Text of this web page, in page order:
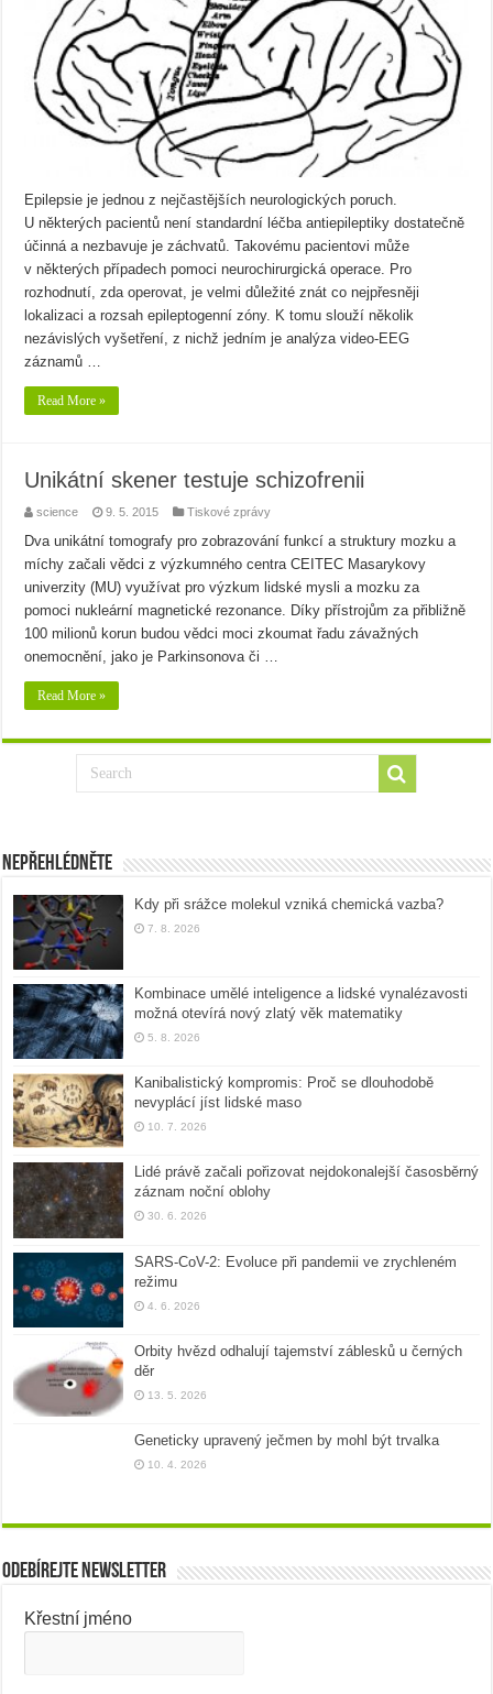
Epilepsie je jednou z nejčastějších neurologických poruch.
U některých pacientů není standardní léčba antiepileptiky dostatečně
účinná a nezbavuje je záchvatů. Takovému pacientovi může
v některých případech pomoci neurochirurgická operace. Pro
rozhodnutí, zda operovat, je velmi důležité znát co nejpřesněji
lokalizaci a rozsah epileptogenní zóny. K tomu slouží několik
nezávislých vyšetření, z nichž jedním je analýza video-EEG
záznamů …
Read More »
Unikátní skener testuje schizofrenii
science 9. 5. 2015 Tiskové zprávy
Dva unikátní tomografy pro zobrazování funkcí a struktury mozku a
míchy začali vědci z výzkumného centra CEITEC Masarykovy
univerzity (MU) využívat pro výzkum lidské mysli a mozku za
pomoci nukleární magnetické rezonance. Díky přístrojům za přibližně
100 milionů korun budou vědci moci zkoumat řadu závažných
onemocnění, jako je Parkinsonova či …
Read More »
Nepřehlédněte
Kdy při srážce molekul vzniká chemická vazba?
7. 8. 2026
Kombinace umělé inteligence a lidské vynalézavosti
možná otevírá nový zlatý věk matematiky
5. 8. 2026
Kanibalistický kompromis: Proč se dlouhodobě
nevyplácí jíst lidské maso
10. 7. 2026
Lidé právě začali pořizovat nejdokonalejší časosběrný
záznam noční oblohy
30. 6. 2026
SARS-CoV-2: Evoluce při pandemii ve zrychleném
režimu
4. 6. 2026
Orbity hvězd odhalují tajemství záblesků u černých
děr
13. 5. 2026
Geneticky upravený ječmen by mohl být trvalka
10. 4. 2026
Odebírejte newsletter
Křestní jméno